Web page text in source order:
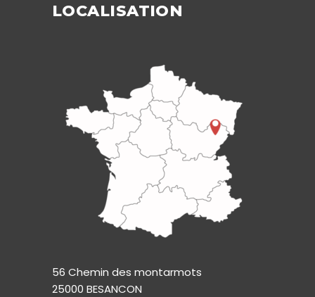
LOCALISATION
56 Chemin des montarmots
25000 BESANCON